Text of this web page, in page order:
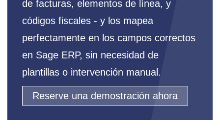
de facturas, elementos de línea, y
códigos fiscales - y los mapea
perfectamente en los campos correctos
en Sage ERP, sin necesidad de
plantillas o intervención manual.
Reserve una demostración ahora